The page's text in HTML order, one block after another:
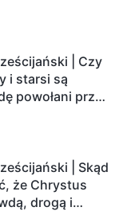
| Czy
i starsi są
powołani przez
| Skąd
że Chrystus
drogą i